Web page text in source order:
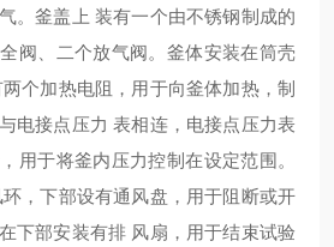
。釜盖上 装有一个由不锈钢制成的
阀、二个放气阀。釜体安装在筒壳
个加热电阻，用于向釜体加热，制
电接点压力 表相连，电接点压力表
用于将釜内压力控制在设定范围。
环，下部设有通风盘，用于阻断或开
下部安装有排 风扇，用于结束试验